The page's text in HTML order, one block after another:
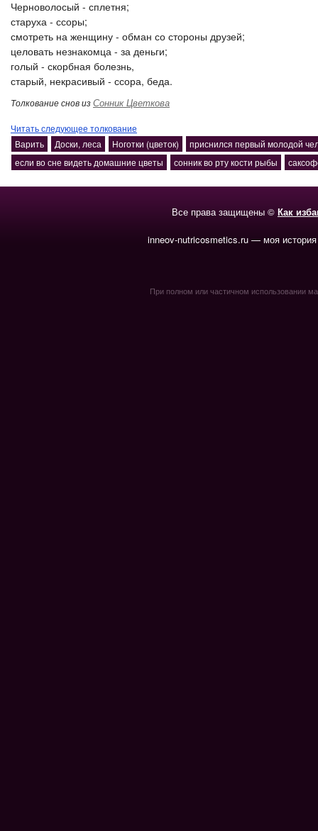
Черноволосый - сплетня;
старуха - ссоры;
смотреть на женщину - обман со стороны друзей;
целовать незнакомца - за деньги;
голый - скорбная болезнь,
старый, некрасивый - ссора, беда.
Толкование снов изСонник Цветкова
Читать следующее толкование
Варить
Доски, леса Ноготки (цветок)
приснился первый молодой
если во сне видеть домашние цветы
сонник во рту кости рыбы
Все права защищены © Как
inneov-nutricosmetics.ru — моя
При полном или частичном использовании